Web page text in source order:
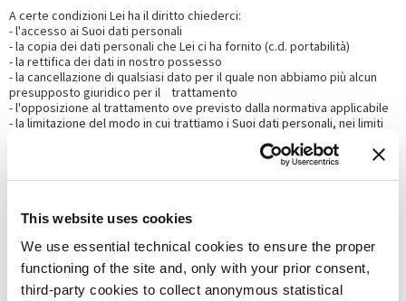
This website uses cookies
We use essential technical cookies to ensure the proper
functioning of the site and, only with your prior consent,
third-party cookies to collect anonymous statistical
A certe condizioni Lei ha il diritto chiederci:
- l'accesso ai Suoi dati personali
- la copia dei dati personali che Lei ci ha fornito (c.d. portabilità)
- la rettifica dei dati in nostro possesso
- la cancellazione di qualsiasi dato per il quale non abbiamo più alcun
presupposto giuridico per il trattamento
- l'opposizione al trattamento ove previsto dalla normativa applicabile
- la limitazione del modo in cui trattiamo i Suoi dati personali, nei limiti
- la revoca del consenso precedentemente rilasciato.
L'esercizio di tali diritti soggiace ad alcune eccezioni finalizzate alla
l'identificazione di crimini) e di nostri interessi (ad esempio il
mantenimento del segreto professionale). Nel caso in cui Lei
esercitasse uno qualsiasi dei summenzionati diritti, sarà nostro onere
verificare che Lei sia legittimato ad esercitarlo e le daremo riscontro,
di regola, entro un mese.